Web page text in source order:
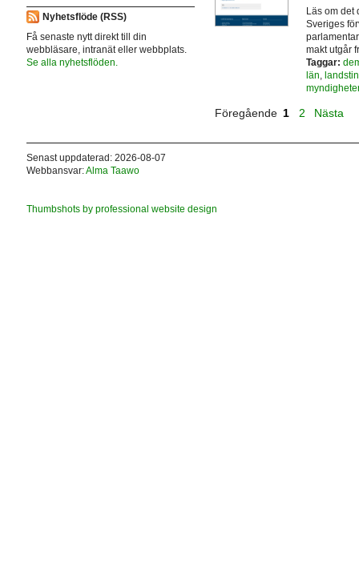
Nyhetsflöde (RSS)
Få senaste nytt direkt till din
webbläsare, intranät eller webbplats.
Se alla nyhetsflöden.
Läs om det
Sveriges
makt utgår
Taggar:
län
myndigheter
Föregående 1 2 Nästa
Senast uppdaterad: 2026-08-07
Webbansvar:Alma Taawo
Thumbshots by professional website design